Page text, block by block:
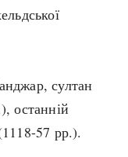
султан
останній
57 рр.).